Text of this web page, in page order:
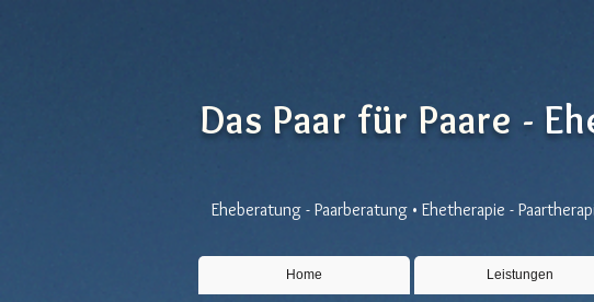
Das Paar für Paare -
Eheberatung - Paarberatung • Ehetherapie -
Home Leistungen